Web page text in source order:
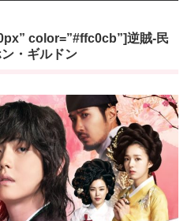
color=”#ffc0cb”]逆賊-民
・ギルドン